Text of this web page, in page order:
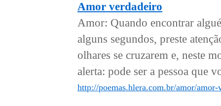
Amor verdadeiro
Amor: Quando encontrar
alguns segundos, preste
olhares se cruzarem e, neste
alerta: pode ser a pessoa que
http://poemas.hlera.com.br/amor/amor-